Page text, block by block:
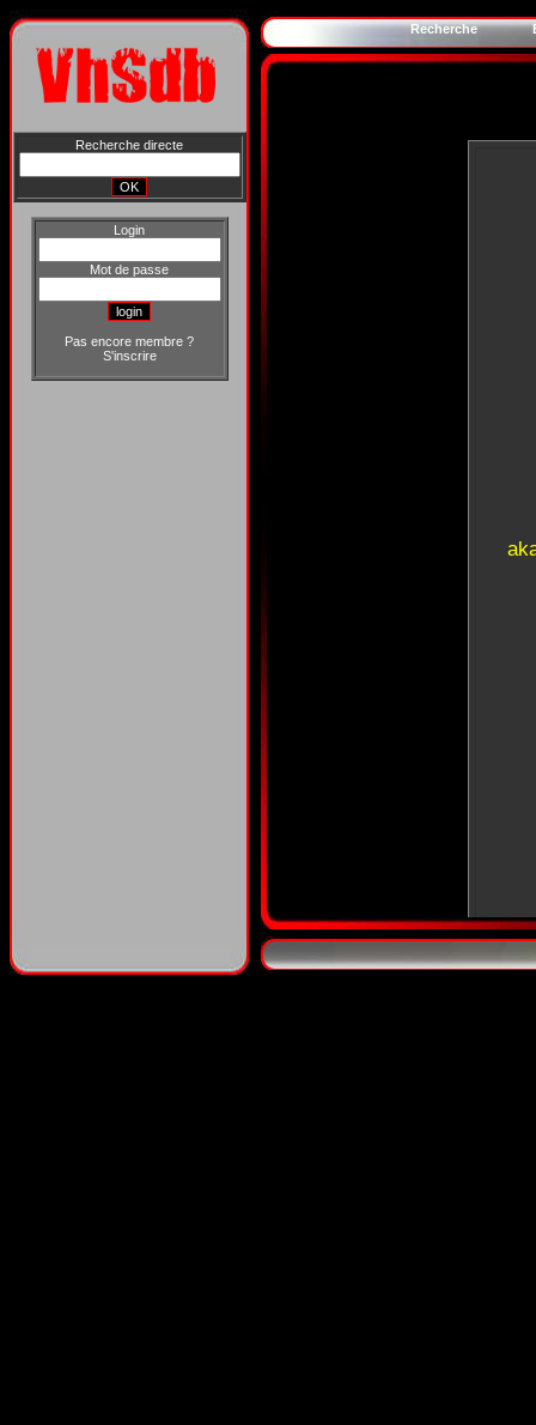
Recherche directe
Login
Mot de passe
Pas encore membre ?
S'inscrire
Recherche